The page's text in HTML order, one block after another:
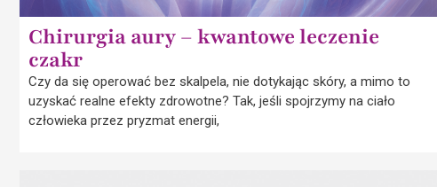
Chirurgia aury – kwantowe leczenie
czakr
Czy da się operować bez skalpela, nie dotykając skóry, a mimo to
uzyskać realne efekty zdrowotne? Tak, jeśli spojrzymy na ciało
człowieka przez pryzmat energii,